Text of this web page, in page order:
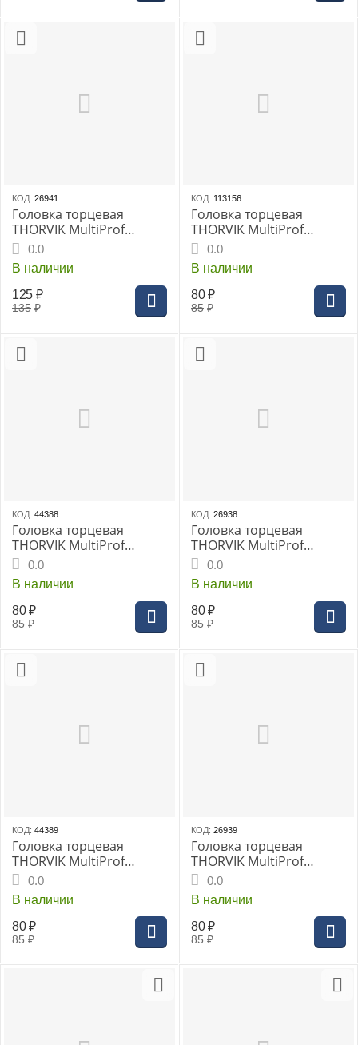
КОД: 26941
Головка торцевая
THORVIK MultiProf
1/4"DR, 14 мм, (MP01414)
0.0
В наличии
135 ₽
125 ₽
КОД: 113156
Головка торцевая
THORVIK MultiProf
1/4"DR, 4 мм
0.0
В наличии
85 ₽
80 ₽
КОД: 44388
Головка торцевая
THORVIK MultiProf
1/4"DR, 5 мм, (MP01405)
0.0
В наличии
85 ₽
80 ₽
КОД: 26938
Головка торцевая
THORVIK MultiProf
1/4"DR, 5.5 мм,
(MP01455)
0.0
В наличии
85 ₽
80 ₽
КОД: 44389
Головка торцевая
THORVIK MultiProf
1/4"DR, 6 мм, (MP01406)
0.0
В наличии
85 ₽
80 ₽
КОД: 26939
Головка торцевая
THORVIK MultiProf
1/4"DR, 7 мм, (MP01407)
0.0
В наличии
85 ₽
80 ₽